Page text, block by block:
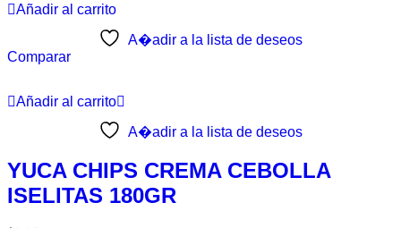
Añadir al carrito
A�adir a la lista de deseos
Comparar
Añadir al carrito
A�adir a la lista de deseos
YUCA CHIPS CREMA CEBOLLA
ISELITAS 180GR